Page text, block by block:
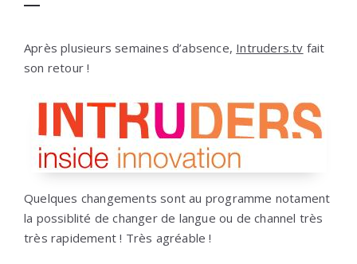
Après plusieurs semaines d’absence, Intruders.tv fait
son retour !
Quelques changements sont au programme notament
la possiblité de changer de langue ou de channel très
très rapidement ! Très agréable !